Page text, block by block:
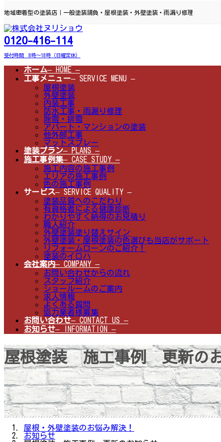
ン
ン
ツ
へ
ス
キ
ッ
ビ
ー
シ
ョ
ン
に
移
地域密着型の塗装店｜一般塗装請負・屋根塗装・外壁塗装・雨漏り修理
0120-416-114
受付時間 8時～18時（日曜定休）
ホーム– HOME –
工事メニュー– SERVICE MENU –
屋根塗装
外壁塗装
内装工事
防水工事・雨漏り修理
除雪・排雪
アパート・マンションの塗装
他外部工事
マットスプレー
塗装プラン– PLANS –
施工事例集– CASE STUDY –
施工内容の施工事例
エリアの施工事例
色の施工事例
サービス– SERVICE QUALITY –
塗装品質へのこだわり
有資格者による健康診断
わかりやすく納得のお見積り
職人紹介
外壁塗装塗り替えサイン
外壁塗装・屋根塗装の色選びも当店がサポート
リフォームローンのご紹介！
塗装のイロハ
会社案内– COMPANY –
お問い合わせからの流れ
スタッフ紹介
ショールームのご案内
求人情報
よくある質問
協力業者様募集
お問い合わせ– CONTACT US –
お知らせ– INFORMATION –
屋根塗装 施工事例 更新の
屋根・外壁塗装のお悩み解決！
お知らせ